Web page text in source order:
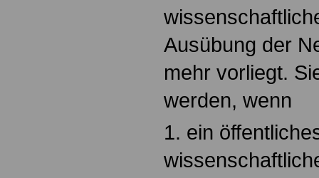
Ausübung der
mehr vorliegt.
werden, wenn
1. ein